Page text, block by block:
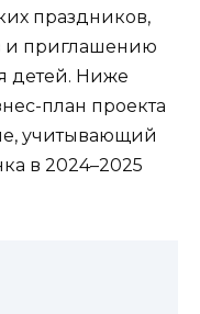
праздников,
и приглашению
детей. Ниже
план проекта
учитывающий
в 2024–2025